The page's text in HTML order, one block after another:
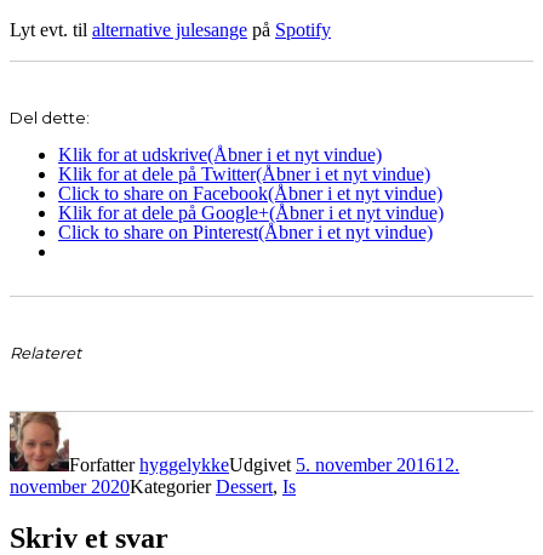
Lyt evt. til alternative julesange på Spotify
Del dette:
Klik for at udskrive(Åbner i et nyt vindue)
Klik for at dele på Twitter(Åbner i et nyt vindue)
Click to share on Facebook(Åbner i et nyt vindue)
Klik for at dele på Google+(Åbner i et nyt vindue)
Click to share on Pinterest(Åbner i et nyt vindue)
Relateret
ForfatterhyggelykkeUdgivet 5. november 201612.
november 2020KategorierDessert, Is
Skriv et svar